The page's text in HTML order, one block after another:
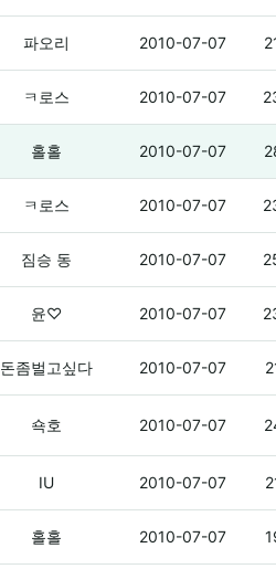
(1)
파오리 2010-07-07
(2)
ㅋ로스 2010-07-07
홀홀 2010-07-07
ㅋ로스 2010-07-07
(1)
짐승 동 2010-07-07
윤♡ 2010-07-07
(6)
돈좀벌고싶다 2010-07-07
근데 이거 그냥 개통철회하까? -_-
쇽호 2010-07-07
IU 2010-07-07
(8)
홀홀 2010-07-07